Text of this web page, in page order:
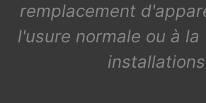
remplacement
l'usure normale ou à